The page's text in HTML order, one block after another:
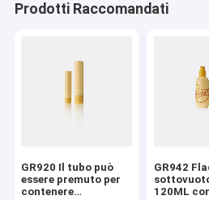
Prodotti Raccomandati
GR920 Il tubo può
essere premuto per
contenere
GR942
120ML